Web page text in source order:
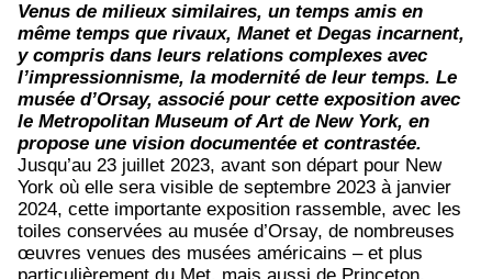
Venus de milieux similaires, un temps amis en
même temps que rivaux, Manet et Degas incarnent,
y compris dans leurs relations complexes avec
l’impressionnisme, la modernité de leur temps. Le
musée d’Orsay, associé pour cette exposition avec
le Metropolitan Museum of Art de New York, en
propose une vision documentée et contrastée.
Jusqu’au 23 juillet 2023, avant son départ pour New
York où elle sera visible de septembre 2023 à janvier
2024, cette importante exposition rassemble, avec les
toiles conservées au musée d’Orsay, de nombreuses
œuvres venues des musées américains – et plus